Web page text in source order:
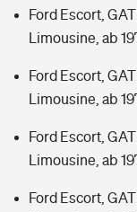
Ford Escort,
Limousine, ab
Ford Escort,
Limousine, ab
Ford Escort,
Limousine, ab
Ford Escort,